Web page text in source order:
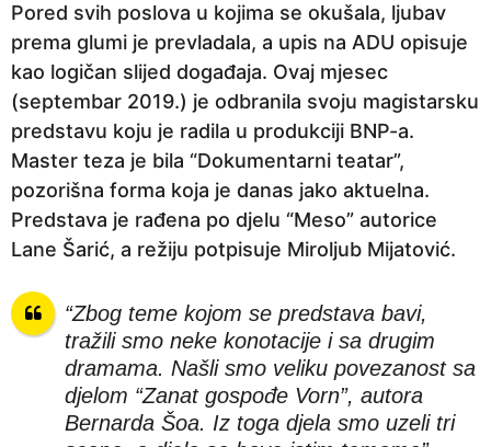
d
i
n
a
p
r
i
j
e
Pored svih poslova u kojima se okušala, ljubav
prema glumi je prevladala, a upis na ADU opisuje
kao logičan slijed događaja. Ovaj mjesec
(septembar 2019.) je odbranila svoju magistarsku
predstavu koju je radila u produkciji BNP-a.
Master teza je bila “Dokumentarni teatar”,
pozorišna forma koja je danas jako aktuelna.
Predstava je rađena po djelu “Meso” autorice
Lane Šarić, a režiju potpisuje Miroljub Mijatović.
“Zbog teme kojom se predstava bavi,
tražili smo neke konotacije i sa drugim
dramama. Našli smo veliku povezanost sa
djelom “Zanat gospođe Vorn”, autora
Bernarda Šoa. Iz toga djela smo uzeli tri